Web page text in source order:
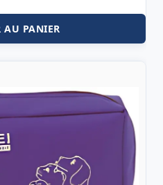
AU PANIER